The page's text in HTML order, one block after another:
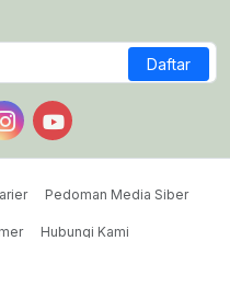
Daftar
on Facebook
us on X
Follow us on Instagram
Follow us on
Pedoman Media Siber
Hubungi Kami